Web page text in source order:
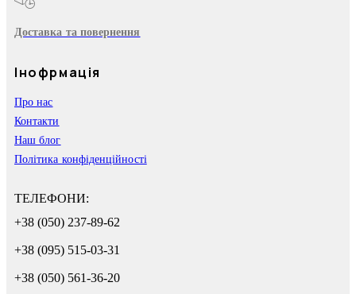
Доставка та повернення
Інофрмація
Про нас
Контакти
Наш блог
Політика конфіденційності
ТЕЛЕФОНИ:
+38 (050) 237-89-62
+38 (095) 515-03-31
+38 (050) 561-36-20